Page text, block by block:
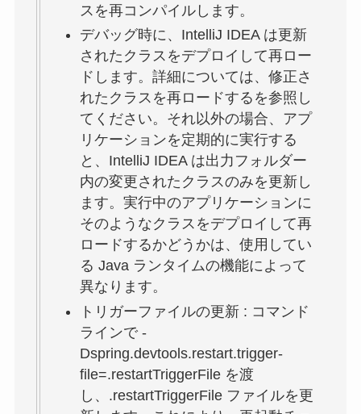
スを再コンパイルします。
デバッグ時に、IntelliJ IDEA は更新
されたクラスをデプロイして再ロー
ドします。詳細については、修正さ
れたクラスを再ロードするを参照し
てください。それ以外の場合、アプ
リケーションを定期的に実行する
と、IntelliJ IDEA は出力フォルダー
内の変更されたクラスのみを更新し
ます。実行中のアプリケーションに
そのようなクラスをデプロイして再
ロードするかどうかは、使用してい
る Java ランタイムの機能によって
異なります。
トリガーファイルの更新 : コマンド
ラインで -
Dspring.devtools.restart.trigger-
file=.restartTriggerFile を渡
し、.restartTriggerFile ファイルを更